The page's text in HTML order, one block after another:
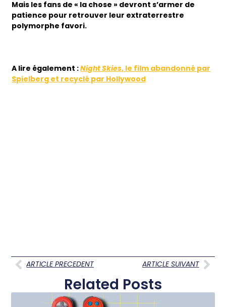
Mais les fans de « la chose » devront s’armer de
patience pour retrouver leur extraterrestre
polymorphe favori.
A lire également :Night Skies, le film abandonné par
Spielberg et recyclé par Hollywood
ARTICLE PRECEDENT ARTICLE SUIVANT
Related Posts